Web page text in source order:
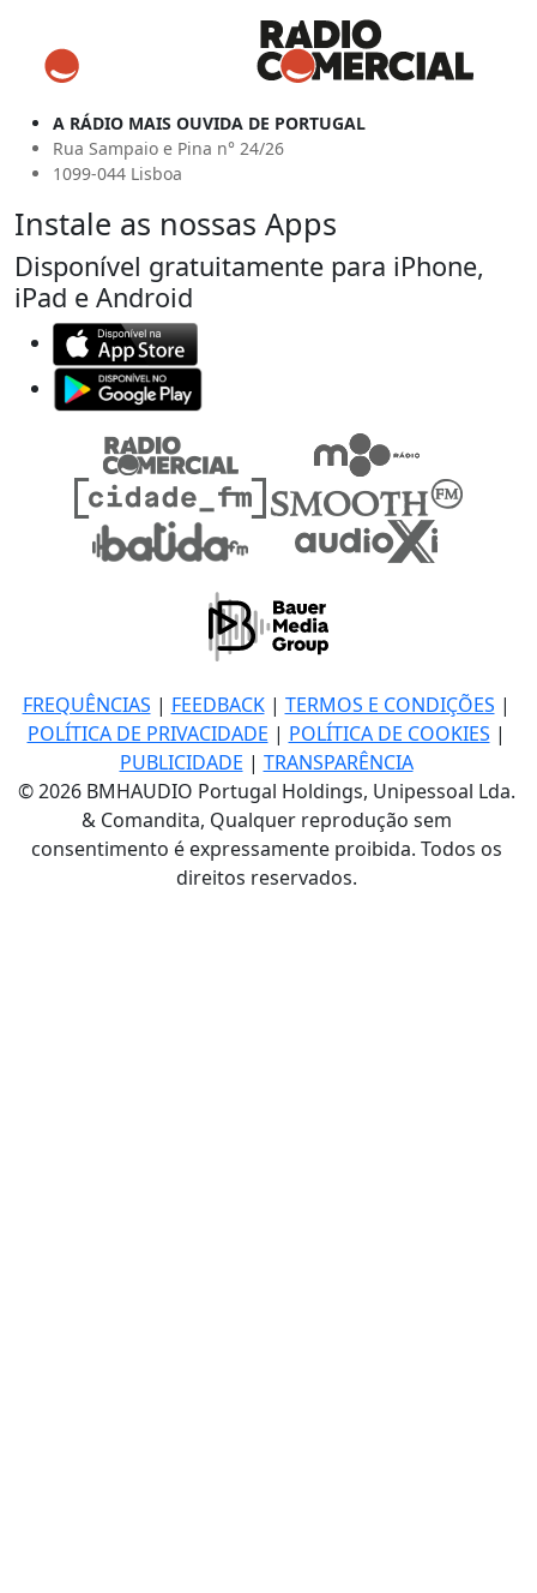
A RÁDIO MAIS OUVIDA DE PORTUGAL
Rua Sampaio e Pina n° 24/26
1099-044 Lisboa
Instale as nossas Apps
Disponível gratuitamente para iPhone,
iPad e Android
FREQUÊNCIAS | FEEDBACK| TERMOS E CONDIÇÕES |
POLÍTICA DE PRIVACIDADE | POLÍTICA DE COOKIES |
PUBLICIDADE | TRANSPARÊNCIA
© 2026 BMHAUDIO Portugal Holdings, Unipessoal Lda.
& Comandita, Qualquer reprodução sem
consentimento é expressamente proibida. Todos os
direitos reservados.